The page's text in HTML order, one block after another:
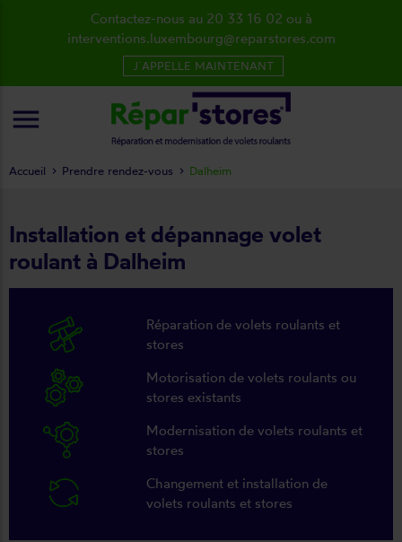
Installation et dépannage volet
roulant à Dalheim
Réparation de volets roulants et
stores
Motorisation de volets roulants ou
stores existants
Modernisation de volets roulants et
stores
Changement et installation de
volets roulants et stores
Accueil Prendre rendez-vous Dalheim
Contactez-nous au 20 33 16 02 ou à
interventions.luxembourg@reparstores.com
J´APPELLE MAINTENANT
menu